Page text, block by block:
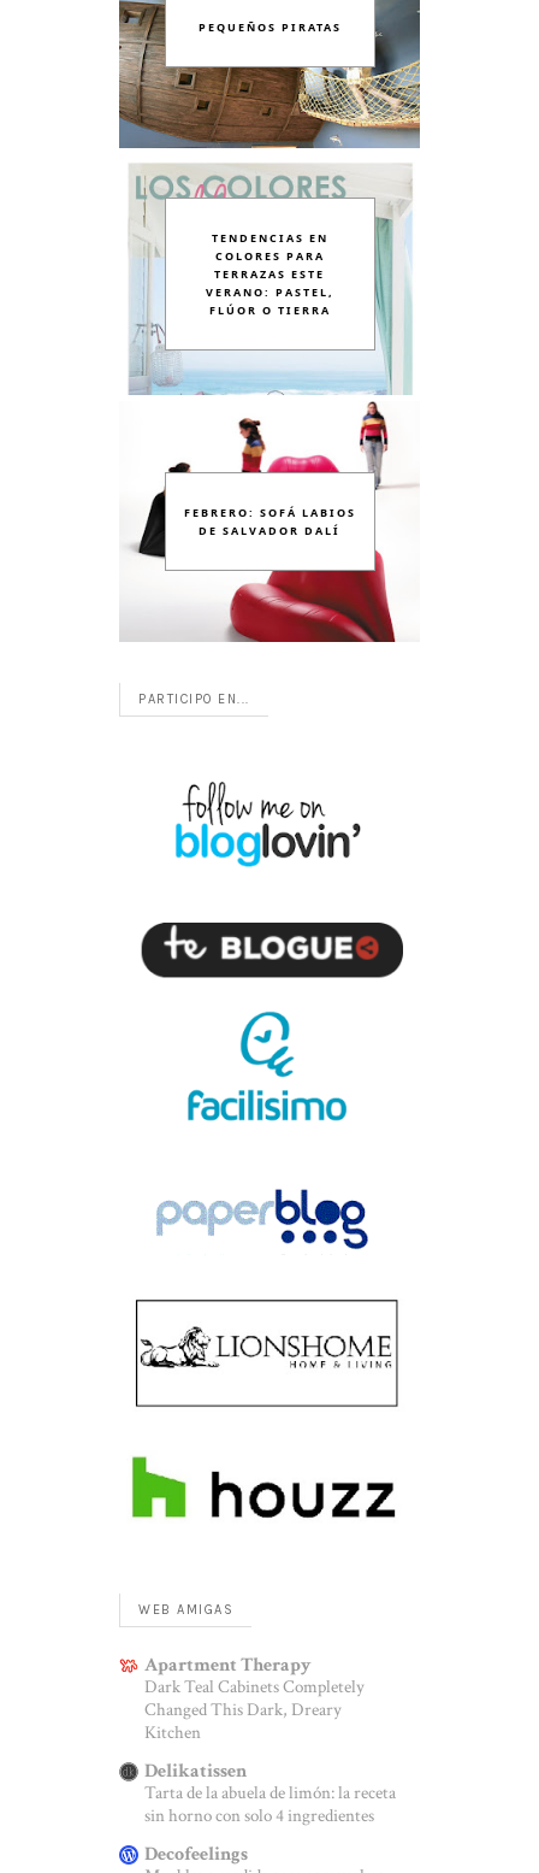
PEQUEÑOS PIRATAS
TENDENCIAS EN
COLORES PARA
TERRAZAS ESTE
VERANO: PASTEL,
FLÚOR O TIERRA
FEBRERO: SOFÁ LABIOS
DE SALVADOR DALÍ
PARTICIPO EN...
WEB AMIGAS
Apartment Therapy
Dark Teal Cabinets Completely
Changed This Dark, Dreary
Kitchen
Delikatissen
Tarta de la abuela de limón: la receta
sin horno con solo 4 ingredientes
Decofeelings